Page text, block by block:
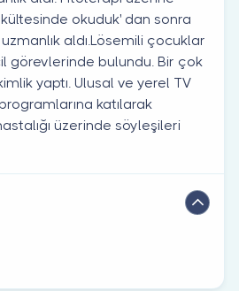
okuduk' dan sonra
aldı.Lösemili çocuklar
görevlerinde bulundu. Bir çok
yaptı. Ulusal ve yerel TV
katılarak
üzerinde söyleşileri